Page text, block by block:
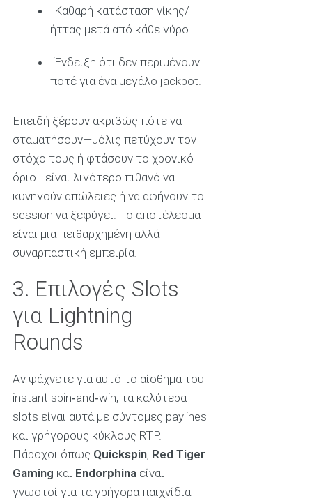
Καθαρή κατάσταση νίκης/
ήττας μετά από κάθε γύρο.
Ένδειξη ότι δεν περιμένουν
ποτέ για ένα μεγάλο jackpot.
Επειδή ξέρουν ακριβώς πότε να
σταματήσουν—μόλις πετύχουν τον
στόχο τους ή φτάσουν το χρονικό
όριο—είναι λιγότερο πιθανό να
κυνηγούν απώλειες ή να αφήνουν το
session να ξεφύγει. Το αποτέλεσμα
είναι μια πειθαρχημένη αλλά
συναρπαστική εμπειρία.
3. Επιλογές Slots
για Lightning
Rounds
Αν ψάχνετε για αυτό το αίσθημα του
instant spin‑and‑win, τα καλύτερα
slots είναι αυτά με σύντομες paylines
και γρήγορους κύκλους RTP.
Πάροχοι όπως Quickspin, Red Tiger
Gaming και Endorphinaείναι
γνωστοί για τα γρήγορα παιχνίδια